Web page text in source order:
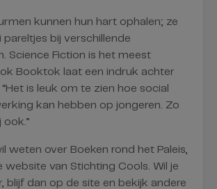
kunnen hun hart ophalen; ze
pareltjes bij verschillende
Science Fiction is het meest
Booktok laat een indruk achter
is leuk om te zien hoe social
kan hebben op jongeren. Zo
weten over Boeken rond het Paleis,
website van Stichting Cools. Wil je
blijf dan op de site en bekijk andere